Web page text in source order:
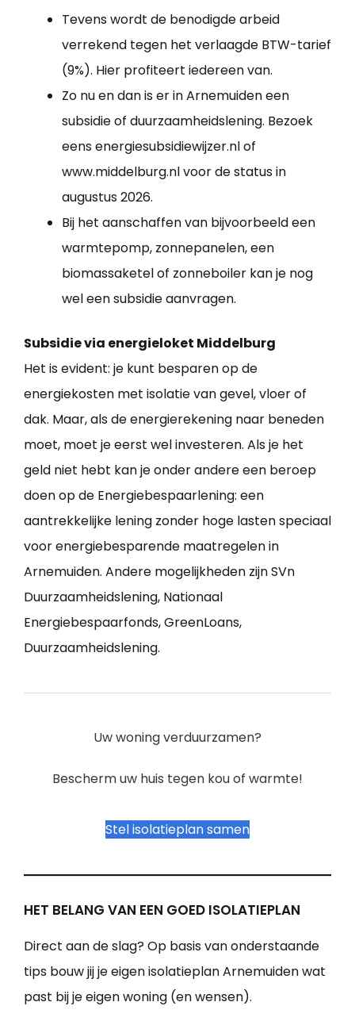
Tevens wordt de benodigde arbeid
verrekend tegen het verlaagde BTW-tarief
(9%). Hier profiteert iedereen van.
Zo nu en dan is er in Arnemuiden een
subsidie of duurzaamheidslening. Bezoek
eens energiesubsidiewijzer.nl of
www.middelburg.nl voor de status in
augustus 2026.
Bij het aanschaffen van bijvoorbeeld een
warmtepomp, zonnepanelen, een
biomassaketel of zonneboiler kan je nog
wel een subsidie aanvragen.
Subsidie via energieloket Middelburg
Het is evident: je kunt besparen op de
energiekosten met isolatie van gevel, vloer of
dak. Maar, als de energierekening naar beneden
moet, moet je eerst wel investeren. Als je het
geld niet hebt kan je onder andere een beroep
doen op de Energiebespaarlening: een
aantrekkelijke lening zonder hoge lasten speciaal
voor energiebesparende maatregelen in
Arnemuiden. Andere mogelijkheden zijn SVn
Duurzaamheidslening, Nationaal
Energiebespaarfonds, GreenLoans,
Duurzaamheidslening.
Uw woning verduurzamen?
Bescherm uw huis tegen kou of warmte!
Stel isolatieplan samen
HET BELANG VAN EEN GOED ISOLATIEPLAN
Direct aan de slag? Op basis van onderstaande
tips bouw jij je eigen isolatieplan Arnemuiden wat
past bij je eigen woning (en wensen).